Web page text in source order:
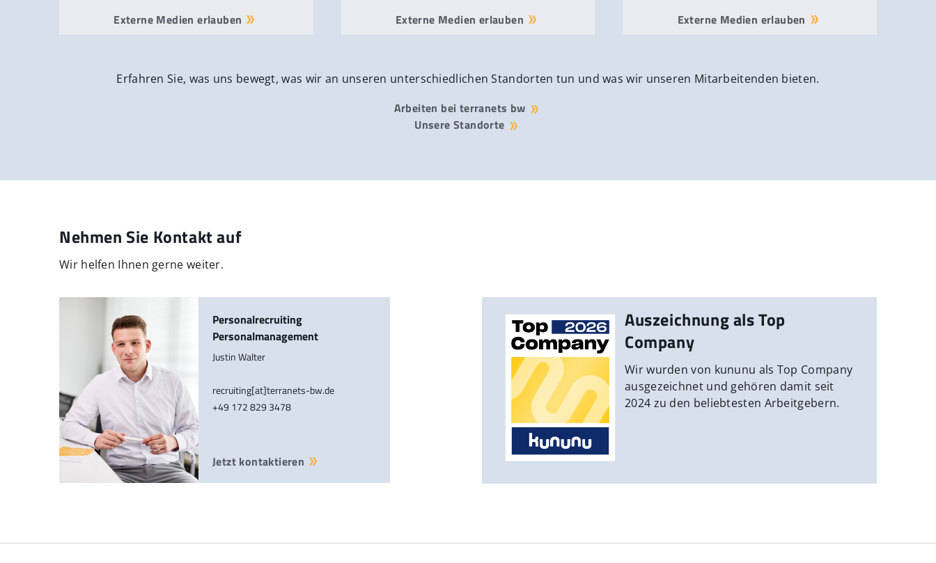
Externe Medien erlauben Externe Medien erlauben Externe Medien erlauben
Erfahren Sie, was uns bewegt, was wir an unseren unterschiedlichen Standorten tun und was wir unseren Mitarbeitenden bieten.
Arbeiten bei terranets bw
Unsere Standorte
Nehmen Sie Kontakt auf
Wir helfen Ihnen gerne weiter.
Personalrecruiting
Personalmanagement
Justin Walter
recruiting[at]terranets-bw.de
+49 172 829 3478
Jetzt kontaktieren
Auszeichnung als Top
Company
Wir wurden von kununu als Top Company
ausgezeichnet und gehören damit seit
2024 zu den beliebtesten Arbeitgebern.